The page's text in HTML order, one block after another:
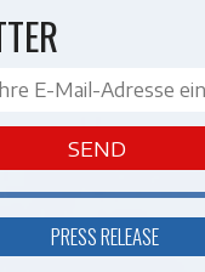
SEND
PRESS RELEASE